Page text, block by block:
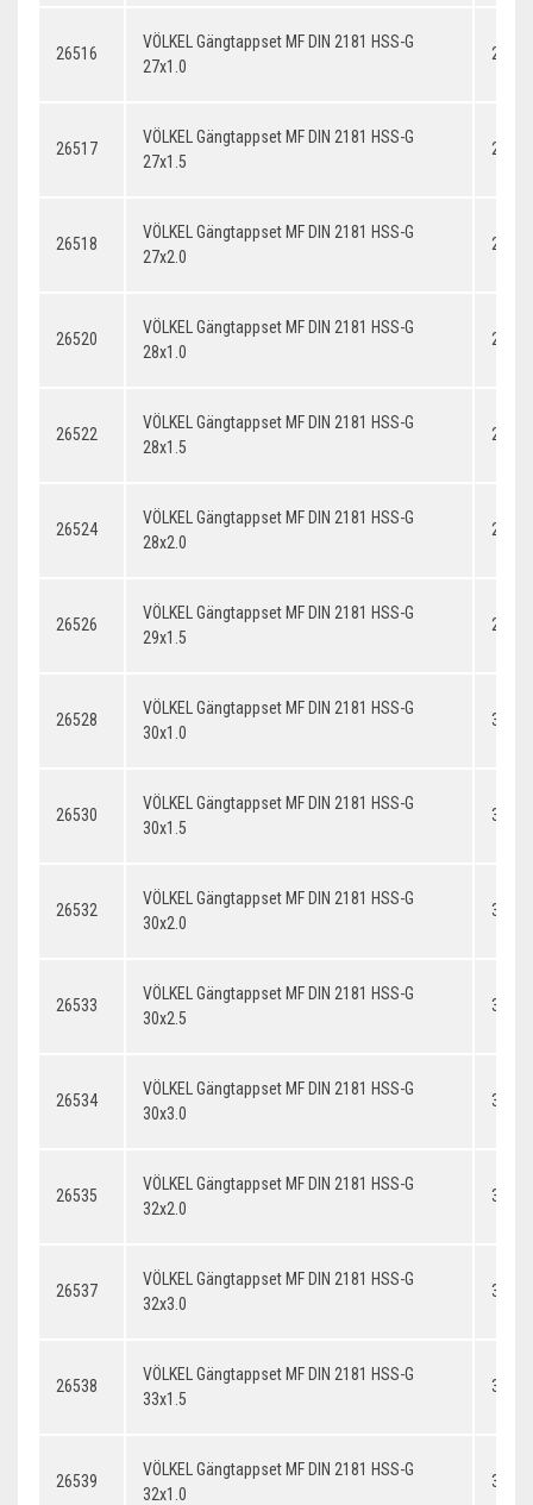
26516
VÖLKEL Gängtappset MF DIN 2181 HSS-G
27x1.0
26517
VÖLKEL Gängtappset MF DIN 2181 HSS-G
27x1.5
26518
VÖLKEL Gängtappset MF DIN 2181 HSS-G
27x2.0
26520
VÖLKEL Gängtappset MF DIN 2181 HSS-G
28x1.0
26522
VÖLKEL Gängtappset MF DIN 2181 HSS-G
28x1.5
26524
VÖLKEL Gängtappset MF DIN 2181 HSS-G
28x2.0
26526
VÖLKEL Gängtappset MF DIN 2181 HSS-G
29x1.5
26528
VÖLKEL Gängtappset MF DIN 2181 HSS-G
30x1.0
26530
VÖLKEL Gängtappset MF DIN 2181 HSS-G
30x1.5
26532
VÖLKEL Gängtappset MF DIN 2181 HSS-G
30x2.0
26533
VÖLKEL Gängtappset MF DIN 2181 HSS-G
30x2.5
26534
VÖLKEL Gängtappset MF DIN 2181 HSS-G
30x3.0
26535
VÖLKEL Gängtappset MF DIN 2181 HSS-G
32x2.0
26537
VÖLKEL Gängtappset MF DIN 2181 HSS-G
32x3.0
26538
VÖLKEL Gängtappset MF DIN 2181 HSS-G
33x1.5
26539
VÖLKEL Gängtappset MF DIN 2181 HSS-G
32x1.0